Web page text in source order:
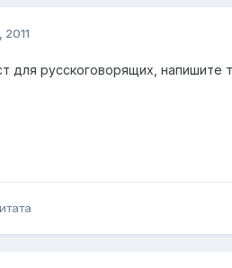
2011
для русскоговорящих,